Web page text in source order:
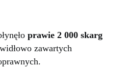
prawie 2 000 skarg
zawartych